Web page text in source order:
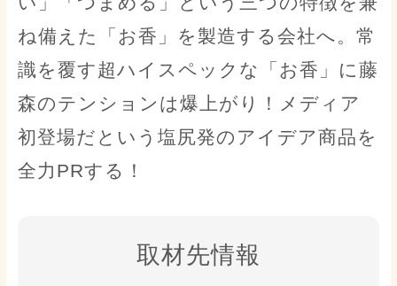
ね備えた「お香」を製造する会社へ。常
識を覆す超ハイスペックな「お香」に藤
森のテンションは爆上がり！メディア
初登場だという塩尻発のアイデア商品を
全力PRする！
取材先情報